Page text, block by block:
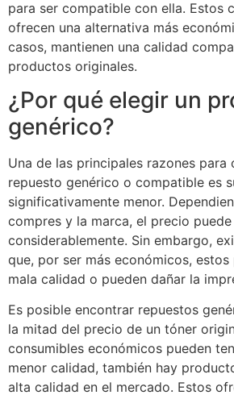
para ser compatible con ella. Estos
ofrecen una alternativa más
casos, mantienen una calidad
productos originales.
¿Por qué elegir un
genérico?
Una de las principales razones para
repuesto genérico o compatible es
significativamente menor.
compres y la marca, el precio
considerablemente. Sin embargo,
que, por ser más económicos,
mala calidad o pueden dañar la
Es posible encontrar repuestos
la mitad del precio de un tóner
consumibles económicos pueden
menor calidad, también hay
alta calidad en el mercado. Estos